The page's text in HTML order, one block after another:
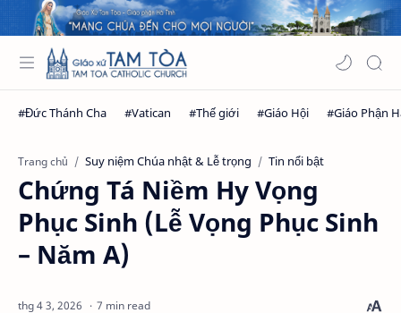
Trang chủ Suy niệm Chúa nhật & Lễ trọng Tin nổi bật
Chứng Tá Niềm Hy Vọng
Phục Sinh (Lễ Vọng Phục Sinh
– Năm A)
7 min read